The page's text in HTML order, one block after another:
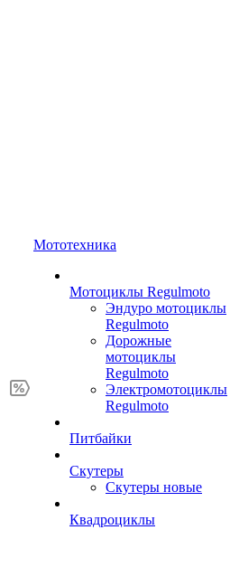
Мототехника
Мотоциклы Regulmoto
Эндуро мотоциклы
Regulmoto
Дорожные
мотоциклы
Regulmoto
Электромотоциклы
Regulmoto
Питбайки
Скутеры
Скутеры новые
Квадроциклы